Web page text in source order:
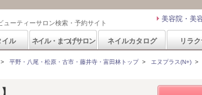
ーティーサロン検索・予約サイト 美容院・美
イル ネイル・まつげサロン ネイルカタログ リラ
平野・八尾・松原・古市・藤井寺・富田林トップ> エヌプラス(N+) >